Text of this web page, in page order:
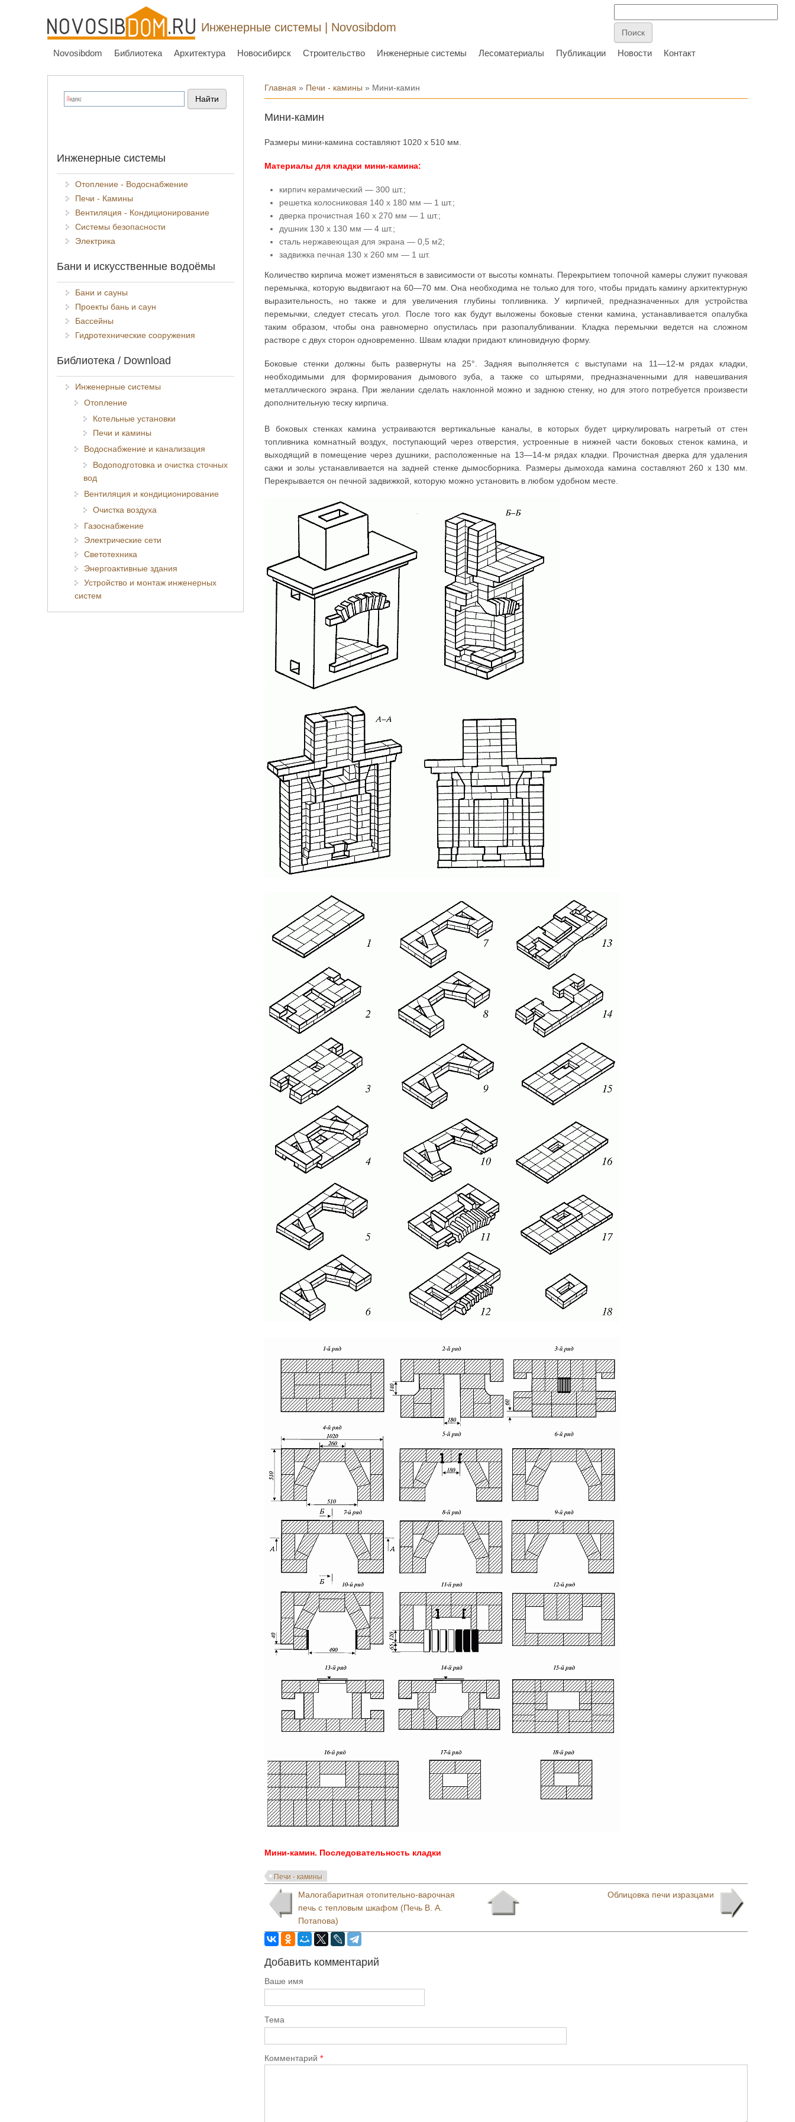
Инженерные системы | Novosibdom
Novosibdom Библиотека Архитектура Новосибирск Строительство Инженерные системы Лесоматериалы Публикации Новости Контакт
Вы здесь
Главная » Печи - камины » Мини-камин
Мини-камин
Размеры мини-камина составляют 1020 х 510 мм.
Материалы для кладки мини-камина:
кирпич керамический — 300 шт.;
решетка колосниковая 140 х 180 мм — 1 шт.;
дверка прочистная 160 х 270 мм — 1 шт.;
душник 130 х 130 мм — 4 шт.;
сталь нержавеющая для экрана — 0,5 м2;
задвижка печная 130 х 260 мм — 1 шт.
Количество кирпича может изменяться в зависимости от высоты комнаты. Перекрытием топочной камеры служит пучковая
перемычка, которую выдвигают на 60—70 мм. Она необходима не только для того, чтобы придать камину архитектурную
выразительность, но также и для увеличения глубины топливника. У кирпичей, предназначенных для устройства
перемычки, следует стесать угол. После того как будут выложены боковые стенки камина, устанавливается опалубка
таким образом, чтобы она равномерно опустилась при разопалубливании. Кладка перемычки ведется на сложном
растворе с двух сторон одновременно. Швам кладки придают клиновидную форму.
Боковые стенки должны быть развернуты на 25°. Задняя выполняется с выступами на 11—12-м рядах кладки,
необходимыми для формирования дымового зуба, а также со штырями, предназначенными для навешивания
металлического экрана. При желании сделать наклонной можно и заднюю стенку, но для этого потребуется произвести
дополнительную теску кирпича.
В боковых стенках камина устраиваются вертикальные каналы, в которых будет циркулировать нагретый от стен
топливника комнатный воздух, поступающий через отверстия, устроенные в нижней части боковых стенок камина, и
выходящий в помещение через душники, расположенные на 13—14-м рядах кладки. Прочистная дверка для удаления
сажи и золы устанавливается на задней стенке дымосборника. Размеры дымохода камина составляют 260 х 130 мм.
Перекрывается он печной задвижкой, которую можно установить в любом удобном месте.
Мини-камин. Последовательность кладки
Печи - камины
Малогабаритная отопительно-варочная
печь с тепловым шкафом (Печь В. А.
Потапова)
Облицовка печи изразцами
Добавить комментарий
Ваше имя
Тема
Комментарий*
Инженерные системы
Отопление - Водоснабжение
Печи - Камины
Вентиляция - Кондиционирование
Системы безопасности
Электрика
Бани и искусственные водоёмы
Бани и сауны
Проекты бань и саун
Бассейны
Гидротехнические сооружения
Библиотека / Download
Инженерные системы
Отопление
Котельные установки
Печи и камины
Водоснабжение и канализация
Водоподготовка и очистка сточных
вод
Вентиляция и кондиционирование
Очистка воздуха
Газоснабжение
Электрические сети
Светотехника
Энергоактивные здания
Устройство и монтаж инженерных
систем